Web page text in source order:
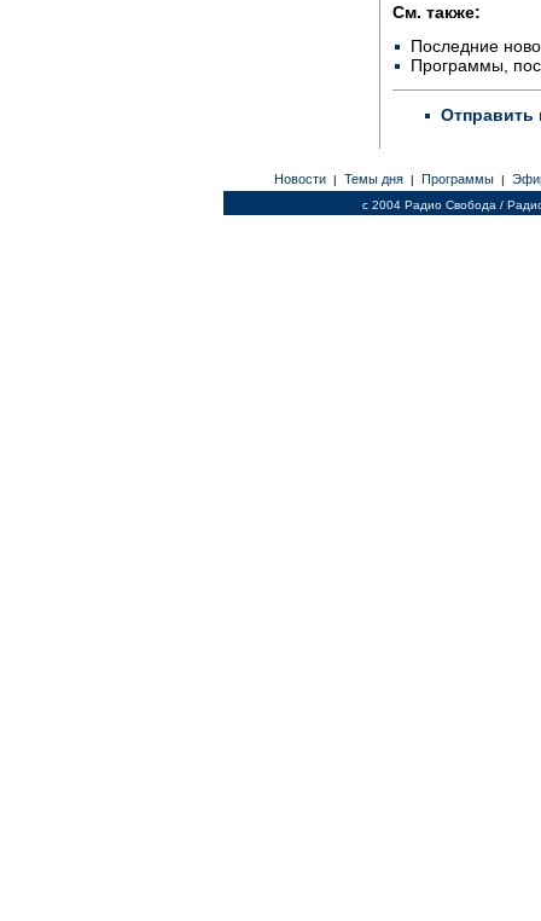
См. также:
Последние
Программы,
Отправить
Новости | Темы дня | Программы |
c 2004 Радио Свобода /